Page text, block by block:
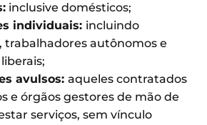
inclusive domésticos;
individuais: incluindo
trabalhadores autônomos e
avulsos: aqueles contratados
e órgãos gestores de mão de
serviços, sem vínculo